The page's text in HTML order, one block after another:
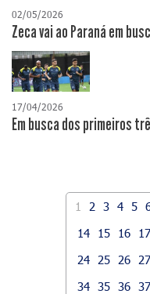
02/05/2026
Zeca vai ao Paraná em
17/04/2026
​Em busca dos primeiros
1 2 3 4 5
14
15 16 17
24
25 26 27
34
35 36 37